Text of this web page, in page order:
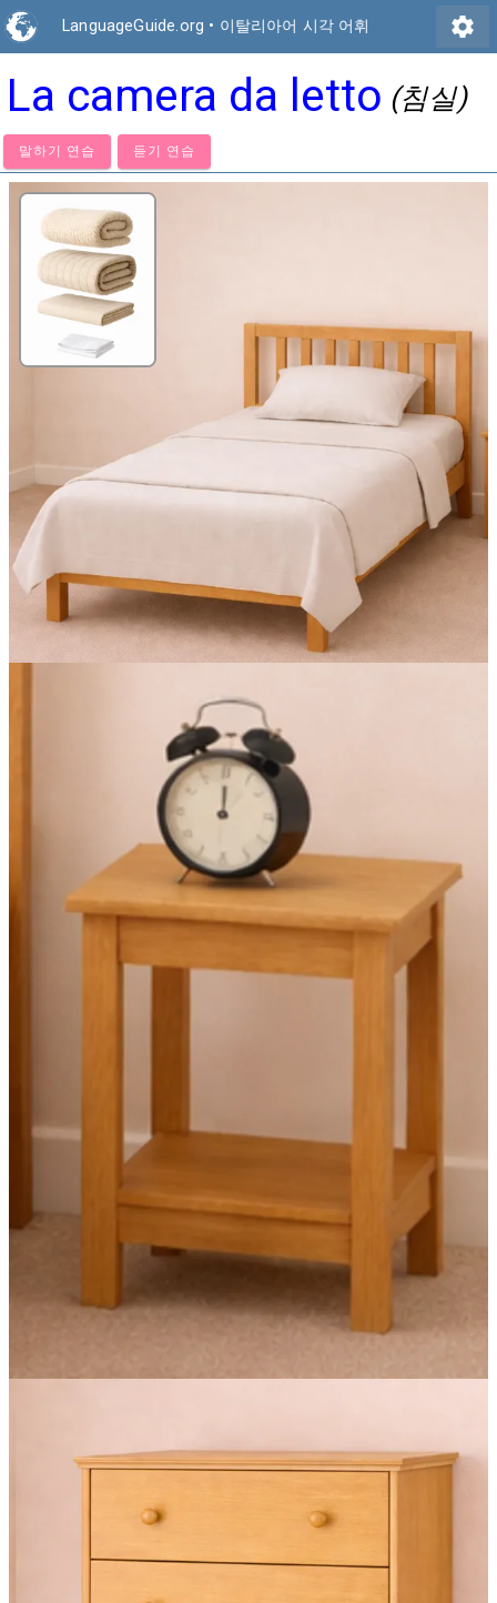
LanguageGuide.org • 이탈리아어 시각 어휘 settings
La camera da letto (침실)
말하기 연습 듣기 연습